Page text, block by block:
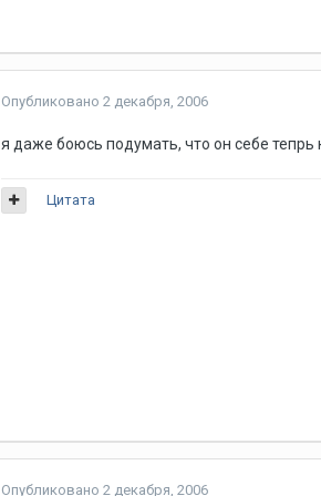
Опубликовано 2 декабря, 2006
я даже боюсь подумать, что он себе тепрь
Цитата
Опубликовано 2 декабря, 2006